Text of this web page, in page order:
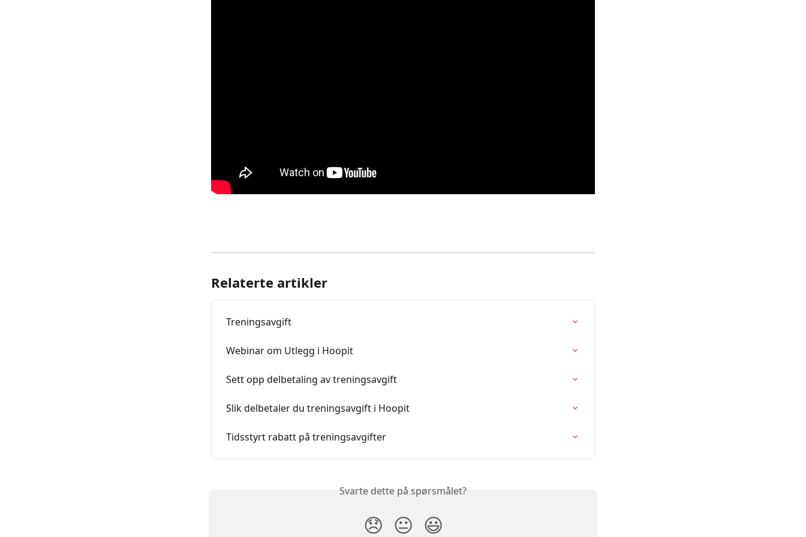
Relaterte artikler
Treningsavgift
Webinar om Utlegg i Hoopit
Sett opp delbetaling av treningsavgift
Slik delbetaler du treningsavgift i Hoopit
Tidsstyrt rabatt på treningsavgifter
Svarte dette på spørsmålet?
😞 😐 😃